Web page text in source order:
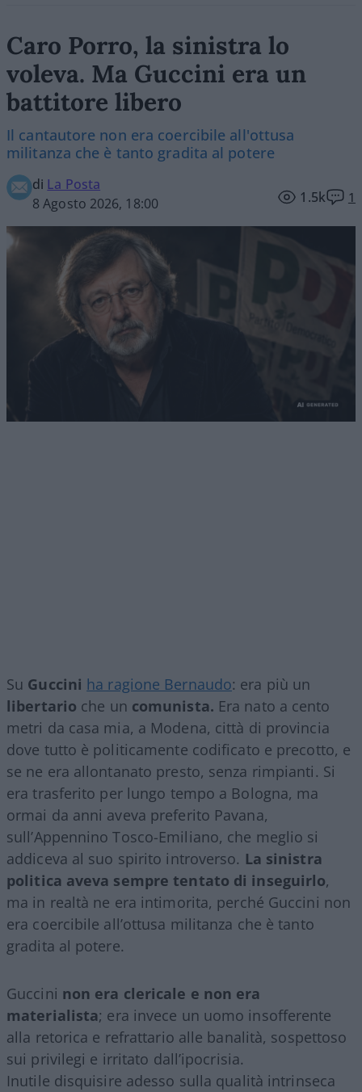
Caro Porro, la sinistra lo
voleva. Ma Guccini era un
battitore libero
Il cantautore non era coercibile all'ottusa
militanza che è tanto gradita al potere
di La Posta
8 Agosto 2026, 18:00
1.5k 1
Su Guccini ha ragione Bernaudo: era più un
libertario che un comunista. Era nato a cento
metri da casa mia, a Modena, città di provincia
dove tutto è politicamente codificato e precotto, e
se ne era allontanato presto, senza rimpianti. Si
era trasferito per lungo tempo a Bologna, ma
ormai da anni aveva preferito Pavana,
sull’Appennino Tosco-Emiliano, che meglio si
addiceva al suo spirito introverso. La sinistra
politica aveva sempre tentato di inseguirlo,
ma in realtà ne era intimorita, perché Guccini non
era coercibile all’ottusa militanza che è tanto
gradita al potere.
Guccini non era clericale e non era
materialista; era invece un uomo insofferente
alla retorica e refrattario alle banalità, sospettoso
sui privilegi e irritato dall’ipocrisia.
Inutile disquisire adesso sulla qualità intrinseca